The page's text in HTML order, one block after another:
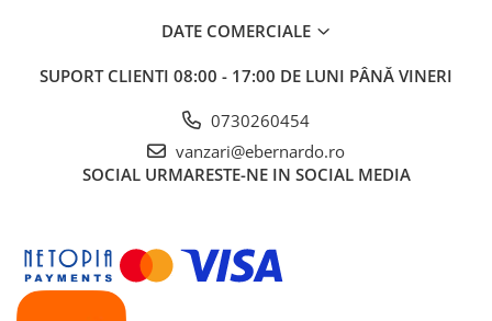
DATE COMERCIALE
SUPORT CLIENTI 08:00 - 17:00 DE LUNI PÂNĂ VINERI
0730260454
vanzari@ebernardo.ro
SOCIAL URMARESTE-NE IN SOCIAL MEDIA